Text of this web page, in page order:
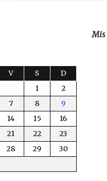
V S
D
1
2
7 8
9
14 15
16
21 22
23
28 29
30
Mis